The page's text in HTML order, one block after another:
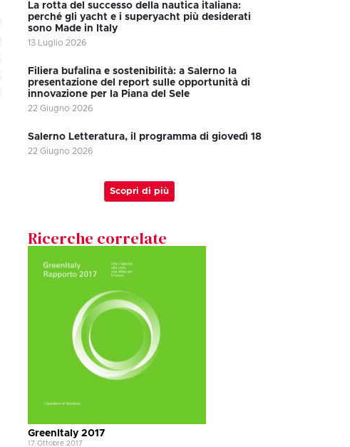
La rotta del successo della nautica italiana:
perché gli yacht e i superyacht più desiderati
sono Made in Italy
13 Luglio 2026
Filiera bufalina e sostenibilità: a Salerno la
presentazione del report sulle opportunità di
innovazione per la Piana del Sele
22 Giugno 2026
Salerno Letteratura, il programma di giovedì 18
22 Giugno 2026
Scopri di più
Ricerche correlate
GreenItaly 2017
17 Ottobre 2017